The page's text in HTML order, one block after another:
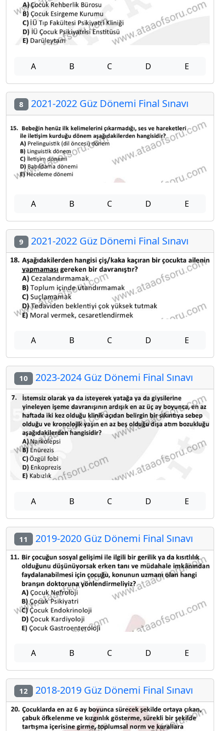
A B C D E
8 2021-2022 Güz Dönemi Final Sınavı
A B C D E
9 2021-2022 Güz Dönemi Final Sınavı
A B C D E
10 2023-2024 Güz Dönemi Final Sınavı
A B C D E
11 2019-2020 Güz Dönemi Final Sınavı
A B C D E
12 2018-2019 Güz Dönemi Final Sınavı